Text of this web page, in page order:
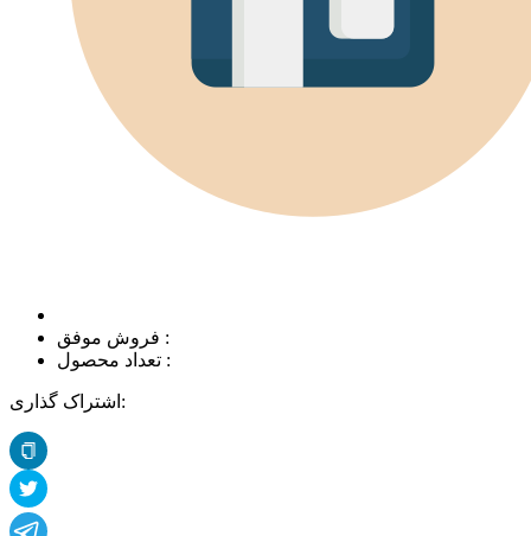
فروش موفق :
تعداد محصول :
اشتراک گذاری: